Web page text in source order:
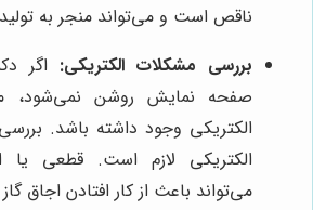
ناقص است و می‌تواند منجر به
بررسی مشکلات الکتریکی: اگر
صفحه نمایش روشن نمی‌شود،
الکتریکی وجود داشته باشد.
الکتریکی لازم است. قطعی
می‌تواند باعث از کار افتادن اجاق